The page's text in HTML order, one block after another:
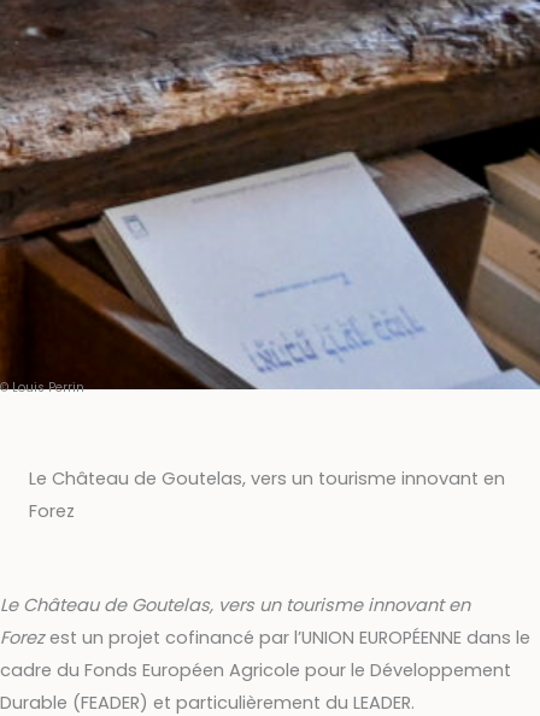
© Louis Perrin
Le Château de Goutelas, vers un tourisme innovant en
Forez
Le Château de Goutelas, vers un tourisme innovant en
Forezest un projet cofinancé par l’UNION EUROPÉENNE dans le
cadre du Fonds Européen Agricole pour le Développement
Durable (FEADER) et particulièrement du LEADER.